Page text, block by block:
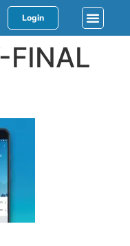
Login
FINAL